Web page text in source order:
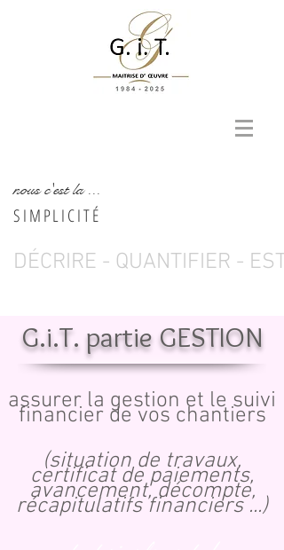
nous c'est la ...
SIMPLICITÉ
DÉCRIRE - QUANTIFIER -
G.i.T. partie GESTION
assurer la gestion et le suivi
financier de vos chantiers
(situation de travaux,
certificat de paiements,
avancement, décompte,
récapitulatifs financiers ...)